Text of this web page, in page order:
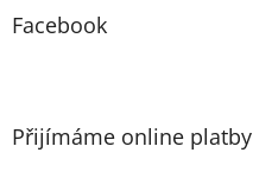
Facebook
Přijímáme online platby